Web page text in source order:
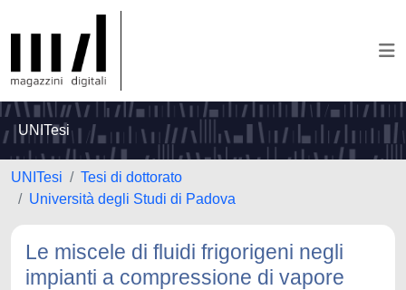
UNITesi
UNITesi
Tesi di dottorato
Università degli Studi di Padova
Le miscele di fluidi frigorigeni negli
impianti a compressione di vapore